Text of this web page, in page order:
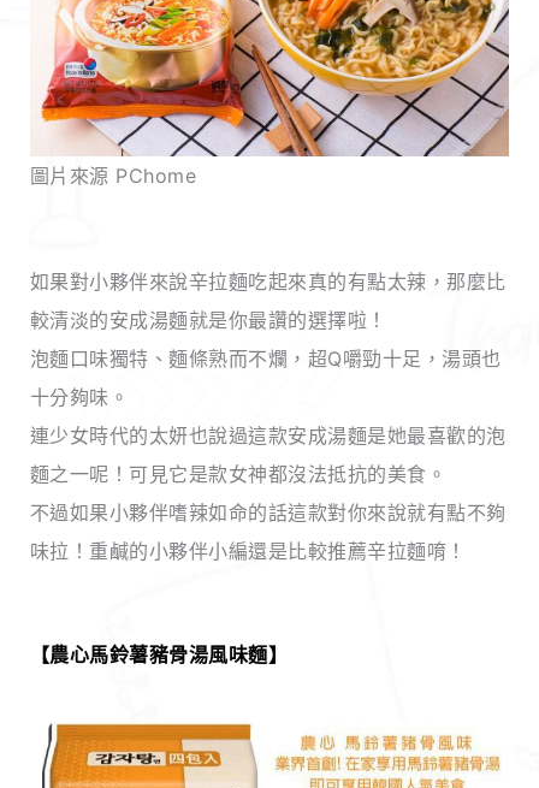
圖片來源 PChome
如果對小夥伴來說辛拉麵吃起來真的有點太辣，那麼比
較清淡的安成湯麵就是你最讚的選擇啦！
泡麵口味獨特、麵條熟而不爛，超Q嚼勁十足，湯頭也
十分夠味。
連少女時代的太妍也說過這款安成湯麵是她最喜歡的泡
麵之一呢！可見它是款女神都沒法抵抗的美食。
不過如果小夥伴嗜辣如命的話這款對你來說就有點不夠
味拉！重鹹的小夥伴小編還是比較推薦辛拉麵唷！
【農心馬鈴薯豬骨湯風味麵】